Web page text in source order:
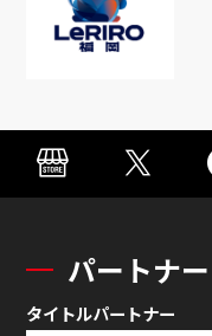
パートナー
タイトルパートナー